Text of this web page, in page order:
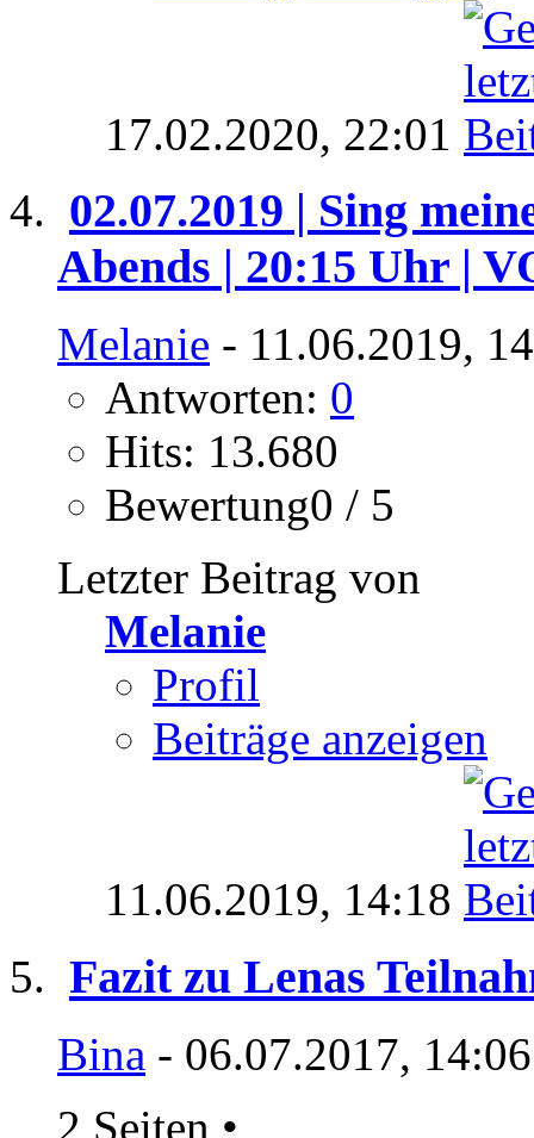
17.02.2020, 22:01
02.07.2019 | Sing
Abends | 20:15 Uhr |
Melanie - 11.06.2019,
Antworten: 0
Hits: 13.680
Bewertung0 / 5
Letzter Beitrag von
Melanie
Profil
Beiträge anzeigen
11.06.2019, 14:18
Fazit zu Lenas
Bina - 06.07.2017,
2 Seiten •